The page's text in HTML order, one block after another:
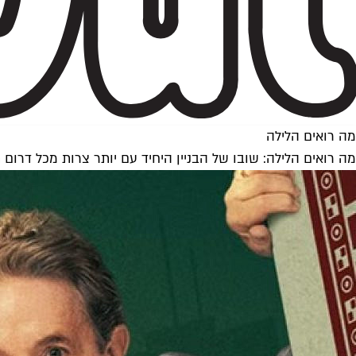
מה רואים הלילה
מה רואים הלילה: שובו של הבניין היחיד עם יותר צרות מכל